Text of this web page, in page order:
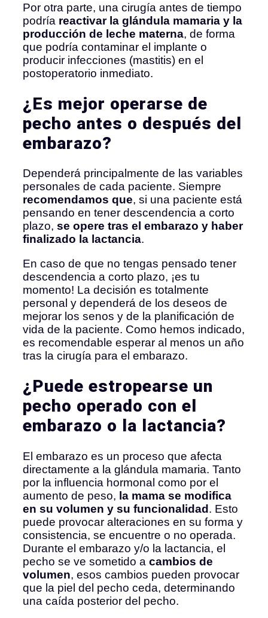
Por otra parte, una cirugía antes de tiempo
podría reactivar la glándula mamaria y la
producción de leche materna, de forma
que podría contaminar el implante o
producir infecciones (mastitis) en el
postoperatorio inmediato.
¿Es mejor operarse de
pecho antes o después del
embarazo?
Dependerá principalmente de las variables
personales de cada paciente. Siempre
recomendamos que, si una paciente está
pensando en tener descendencia a corto
plazo, se opere tras el embarazo y haber
finalizado la lactancia.
En caso de que no tengas pensado tener
descendencia a corto plazo, ¡es tu
momento! La decisión es totalmente
personal y dependerá de los deseos de
mejorar los senos y de la planificación de
vida de la paciente. Como hemos indicado,
es recomendable esperar al menos un año
tras la cirugía para el embarazo.
¿Puede estropearse un
pecho operado con el
embarazo o la lactancia?
El embarazo es un proceso que afecta
directamente a la glándula mamaria. Tanto
por la influencia hormonal como por el
aumento de peso, la mama se modifica
en su volumen y su funcionalidad. Esto
puede provocar alteraciones en su forma y
consistencia, se encuentre o no operada.
Durante el embarazo y/o la lactancia, el
pecho se ve sometido a cambios de
volumen, esos cambios pueden provocar
que la piel del pecho ceda, determinando
una caída posterior del pecho.